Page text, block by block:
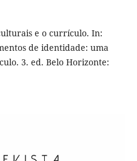
e o currículo. In:
de identidade: uma
3. ed. Belo Horizonte: